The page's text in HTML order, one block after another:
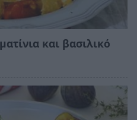
και βασιλικό